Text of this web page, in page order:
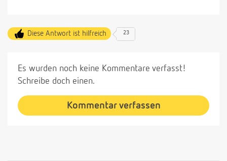
Diese Antwort ist hilfreich 23
Es wurden noch keine Kommentare verfasst!
Schreibe doch einen.
Kommentar verfassen